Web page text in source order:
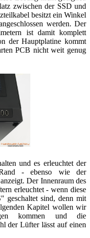
zwischen der SSD und
besitzt ein Winkel
werden. Der
ist damit komplett
der Hauptplatine kommt
PCB nicht weit genug
und es erleuchtet der
- ebenso wie der
Der Innenraum des
erleuchtet - wenn diese
geschaltet sind, denn mit
Kapitel wollen wir
kommen und die
der Lüfter lässt auf einen